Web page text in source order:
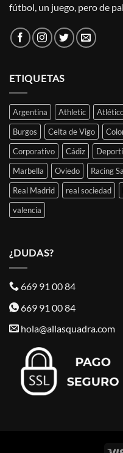
fútbol, un juego, pero de
ETIQUETAS
Argentina Athletic
Burgos
Celta de Vigo
Corporativo
Cádiz
Marbella
Oviedo Racing
Real Madrid
real sociedad
valencia
¿DUDAS?
669 91 00 84
669 91 00 84
hola@allasquadra.com